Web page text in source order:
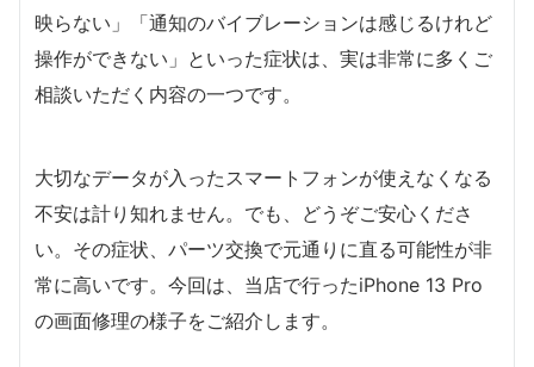
映らない」「通知のバイブレーションは感じるけれど
操作ができない」といった症状は、実は非常に多くご
相談いただく内容の一つです。
大切なデータが入ったスマートフォンが使えなくなる
不安は計り知れません。でも、どうぞご安心くださ
い。その症状、パーツ交換で元通りに直る可能性が非
常に高いです。今回は、当店で行ったiPhone 13 Pro
の画面修理の様子をご紹介します。